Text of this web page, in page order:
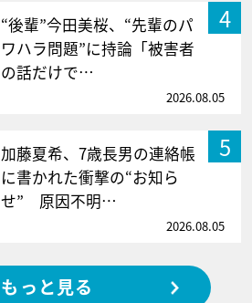
4
“後輩”今田美桜、“先輩のパ
ワハラ問題”に持論「被害者
の話だけで…
2026.08.05
5
加藤夏希、7歳長男の連絡帳
に書かれた衝撃の“お知ら
せ” 原因不明…
2026.08.05
もっと見る